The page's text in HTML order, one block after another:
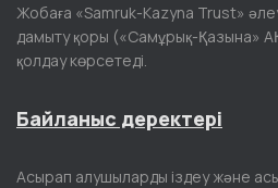
Жобаға «Samruk-Kazyna Trust»
дамыту қоры («Самұрық-Қазына»
қолдау көрсетеді.
Байланыс деректері
Асырап алушыларды іздеу және